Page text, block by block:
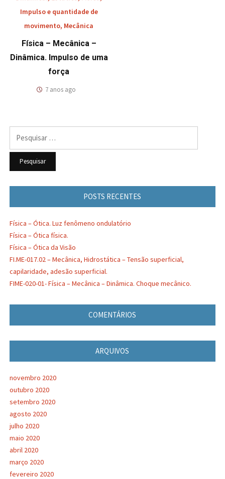
Impulso e quantidade de
movimento, Mecânica
Física – Mecânica –
Dinâmica. Impulso de uma
força
7 anos ago
POSTS RECENTES
Física – Ótica. Luz fenômeno ondulatório
Física – Ótica física.
Física – Ótica da Visão
FI.ME-017.02 – Mecânica, Hidrostática – Tensão superficial,
capilaridade, adesão superficial.
FIME-020-01- Física – Mecânica – Dinâmica. Choque mecânico.
COMENTÁRIOS
ARQUIVOS
novembro 2020
outubro 2020
setembro 2020
agosto 2020
julho 2020
maio 2020
abril 2020
março 2020
fevereiro 2020